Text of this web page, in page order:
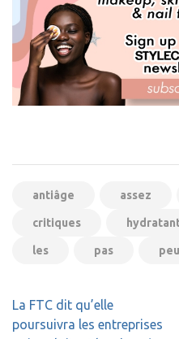
antiâge assez
critiques
les pas
Navigation
de
La FTC dit qu’elle
poursuivra les entreprises